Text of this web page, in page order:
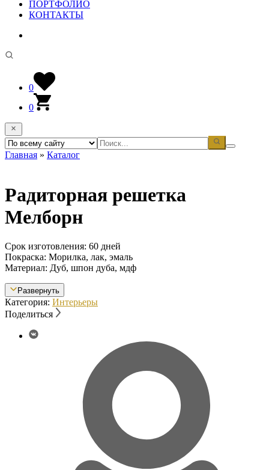
ПОРТФОЛИО
КОНТАКТЫ
0
0
Главная » Каталог
Радиторная решетка
Мелборн
Срок изготовления: 60 дней
Покраска: Морилка, лак, эмаль
Материал: Дуб, шпон дуба, мдф
Развернуть
Категория: Интерьеры
Поделиться